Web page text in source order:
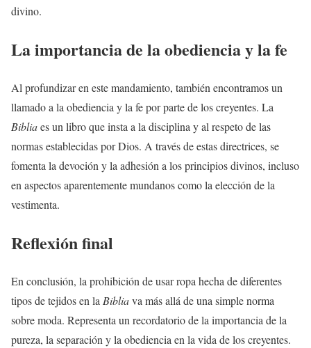
divino.
La importancia de la obediencia y la fe
Al profundizar en este mandamiento, también encontramos un
llamado a la obediencia y la fe por parte de los creyentes. La
Bibliaes un libro que insta a la disciplina y al respeto de las
normas establecidas por Dios. A través de estas directrices, se
fomenta la devoción y la adhesión a los principios divinos, incluso
en aspectos aparentemente mundanos como la elección de la
vestimenta.
Reflexión final
En conclusión, la prohibición de usar ropa hecha de diferentes
tipos de tejidos en la Bibliava más allá de una simple norma
sobre moda. Representa un recordatorio de la importancia de la
pureza, la separación y la obediencia en la vida de los creyentes.